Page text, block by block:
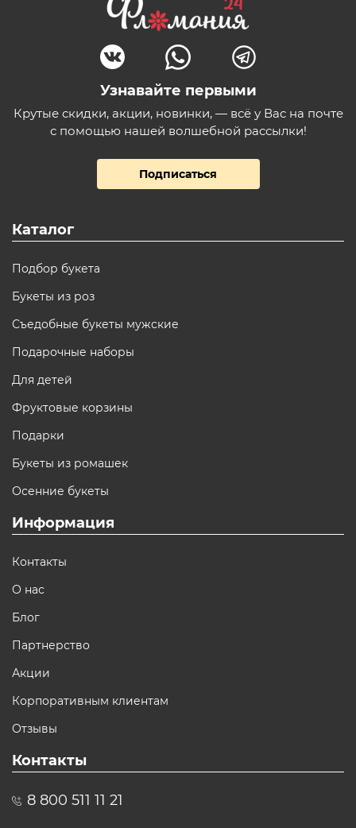
Узнавайте первыми
Крутые скидки, акции, новинки, — всё у Вас на почте
с помощью нашей волшебной рассылки!
Подписаться
Каталог
Подбор букета
Букеты из роз
Съедобные букеты мужские
Подарочные наборы
Для детей
Фруктовые корзины
Подарки
Букеты из ромашек
Осенние букеты
Информация
Контакты
О нас
Блог
Партнерство
Акции
Корпоративным клиентам
Отзывы
Контакты
8 800 511 11 21